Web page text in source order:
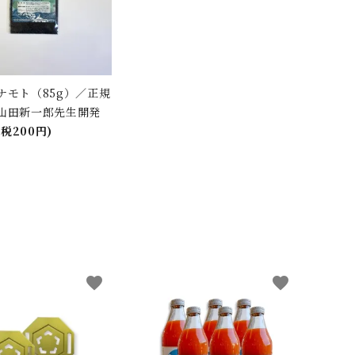
モト（85g）／正規
新一郎先生開発
200円)
favorite favorite